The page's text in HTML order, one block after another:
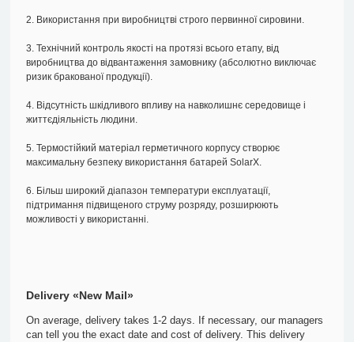
2. Використання при виробництві строго первинної сировини.
3. Технічний контроль якості на протязі всього етапу, від
виробництва до відвантаження замовнику (абсолютно виключає
ризик бракованої продукції).
4. Відсутність шкідливого впливу на навколишнє середовище і
життєдіяльність людини.
5. Термостійкий матеріал герметичного корпусу створює
максимальну безпеку використання батарей SolarX.
6. Більш широкий діапазон температури експлуатації,
підтримання підвищеного струму розряду, розширюють
можливості у використанні.
Delivery «New Mail»
On average, delivery takes 1-2 days. If necessary, our managers
can tell you the exact date and cost of delivery. This delivery